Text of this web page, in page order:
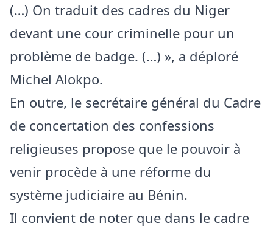
(…) On traduit des cadres du Niger
devant une cour criminelle pour un
problème de badge. (…) », a déploré
Michel Alokpo.
En outre, le secrétaire général du Cadre
de concertation des confessions
religieuses propose que le pouvoir à
venir procède à une réforme du
système judiciaire au Bénin.
Il convient de noter que dans le cadre